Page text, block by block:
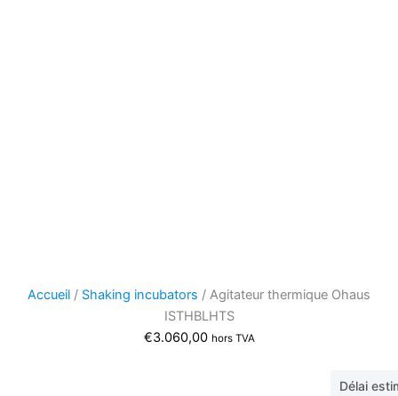
Accueil / Shaking incubators / Agitateur thermique Ohaus
ISTHBLHTS
€3.060,00 hors TVA
Délai